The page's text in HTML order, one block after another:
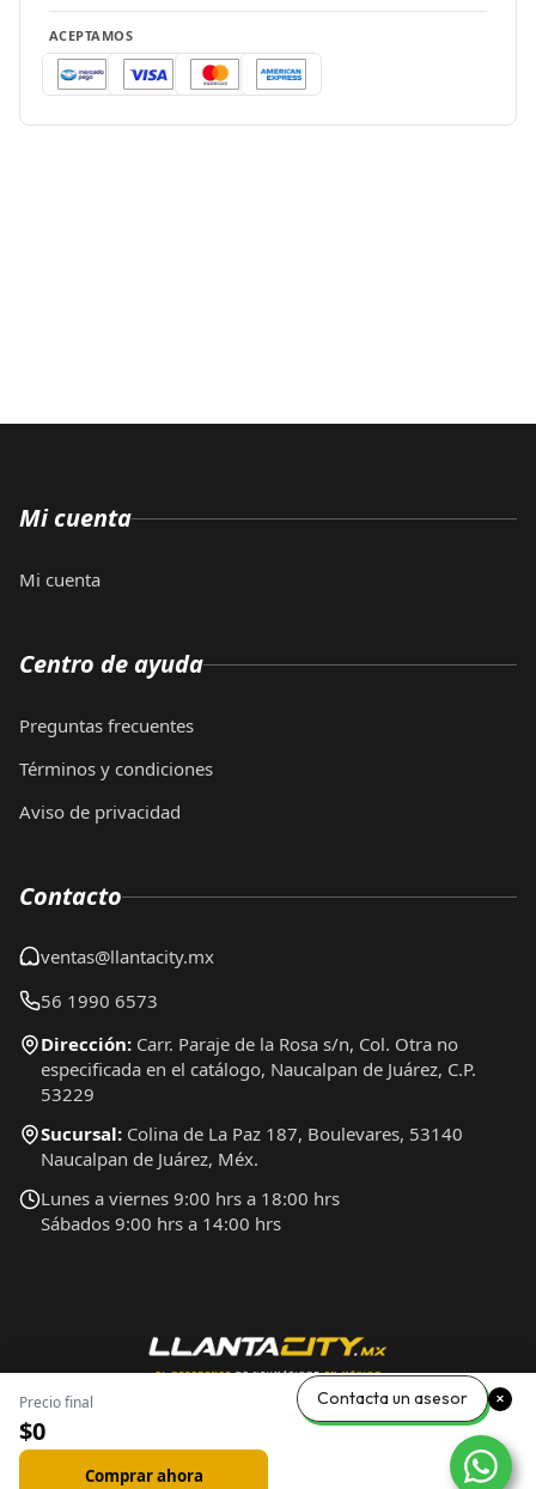
ACEPTAMOS
Precio final
$0
Comprar ahora
Mi cuenta
Mi cuenta
Centro de ayuda
Preguntas frecuentes
Términos y condiciones
Aviso de privacidad
Contacto
ventas@llantacity.mx
56 1990 6573
Dirección: Carr. Paraje de la Rosa s/n, Col. Otra no
especificada en el catálogo, Naucalpan de Juárez, C.P.
53229
Sucursal: Colina de La Paz 187, Boulevares, 53140
Naucalpan de Juárez, Méx.
Lunes a viernes 9:00 hrs a 18:00 hrs
Sábados 9:00 hrs a 14:00 hrs
Contacta un asesor